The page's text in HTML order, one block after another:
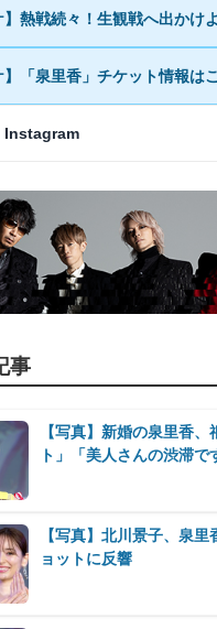
】熱戦続々！生観戦へ出か
】「泉里香」チケット情報は
Instagram
事
【写真】新婚の泉里香
ト」「美人さんの渋滞で
【写真】北川景子、泉
ョットに反響